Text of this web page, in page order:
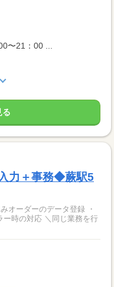
〜21：00 ...
る
力＋事務◆蕨駅5
オーダーのデータ登録 ・
同じ業務を行